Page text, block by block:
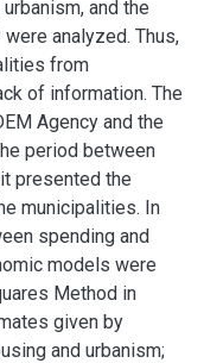
and the
analyzed. Thus,
from
of information. The
Agency and the
period between
presented the
municipalities. In
spending and
models were
Method in
given by
and urbanism;